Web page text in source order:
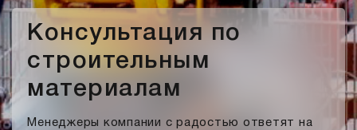
Консультация по
строительным
материалам
Менеджеры компании с радостью ответят на